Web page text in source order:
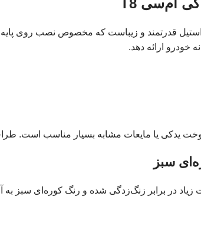
خودرو ارائه دهد.
سبز
زیاد در برابر زنگ‌زدگی شده و رنگ کوره‌ای سبز